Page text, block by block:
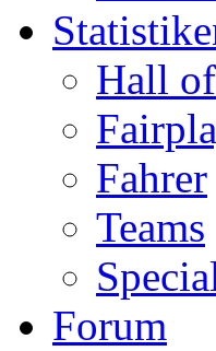
Hall
Fahrer
Teams
Forum